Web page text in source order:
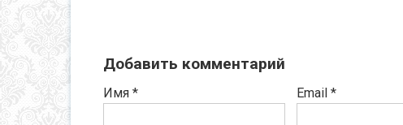
Добавить комментарий
Имя * Email *